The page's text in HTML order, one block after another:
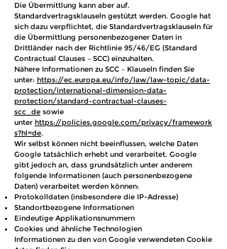
Die Übermittlung kann aber auf.
Standardvertragsklauseln gestützt werden. Google hat
sich dazu verpflichtet, die Standardvertragsklauseln für
die Übermittlung personenbezogener Daten in
Drittländer nach der Richtlinie 95/46/EG (Standard
Contractual Clauses – SCC) einzuhalten.
Nähere Informationen zu SCC – Klauseln finden Sie
unter: https://ec.europa.eu/info/law/law-topic/data-
protection/international-dimension-data-
protection/standard-contractual-clauses-
scc_de sowie
unter https://policies.google.com/privacy/framework
s?hl=de.
Wir selbst können nicht beeinflussen, welche Daten
Google tatsächlich erhebt und verarbeitet. Google
gibt jedoch an, dass grundsätzlich unter anderem
folgende Informationen (auch personenbezogene
Daten) verarbeitet werden können:
Protokolldaten (insbesondere die IP-Adresse)
Standortbezogene Informationen
Eindeutige Applikationsnummern
Cookies und ähnliche Technologien
Informationen zu den von Google verwendeten Cookie